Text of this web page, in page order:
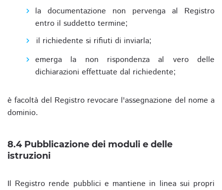
la documentazione non pervenga al Registro
entro il suddetto termine;
il richiedente si rifiuti di inviarla;
emerga la non rispondenza al vero delle
dichiarazioni effettuate dal richiedente;
è facoltà del Registro revocare l'assegnazione del nome a
dominio.
8.4 Pubblicazione dei moduli e delle
istruzioni
Il Registro rende pubblici e mantiene in linea sui propri